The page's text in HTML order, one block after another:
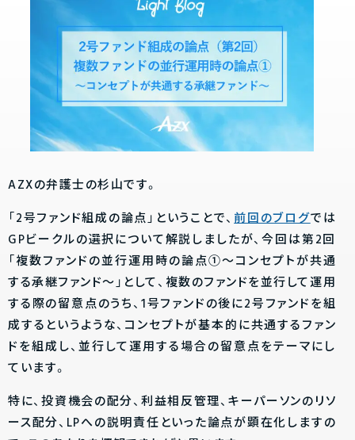
AZXの弁護士の杉山です。
「2号ファンド組成の論点」ということで、前回のブログでは
GPビークルの選択について解説しましたが、今回は第2回
「複数ファンドの並行運用時の論点①～コンセプトが共通
する承継ファンド～」として、複数のファンドを並行して運用
する際の留意点のうち、1号ファンドの後に2号ファンドを組
成するというような、コンセプトが基本的に共通するファン
ドを組成し、並行して運用する場合の留意点をテーマにし
ています。
特に、投資機会の配分、利益相反管理、キーパーソンのリソ
ース配分、LPへの説明責任といった論点が顕在化しますの